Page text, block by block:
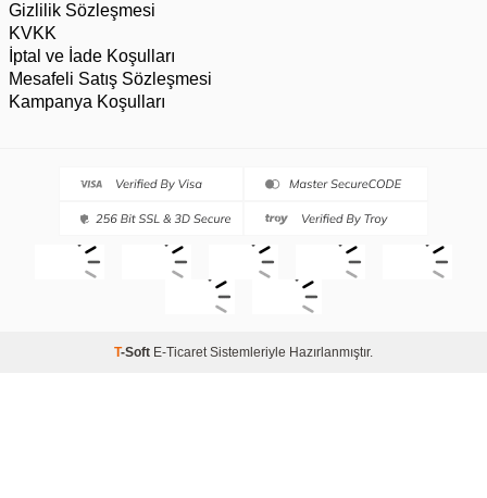
Gizlilik Sözleşmesi
KVKK
İptal ve İade Koşulları
Mesafeli Satış Sözleşmesi
Kampanya Koşulları
T-Soft E-Ticaret Sistemleriyle Hazırlanmıştır.